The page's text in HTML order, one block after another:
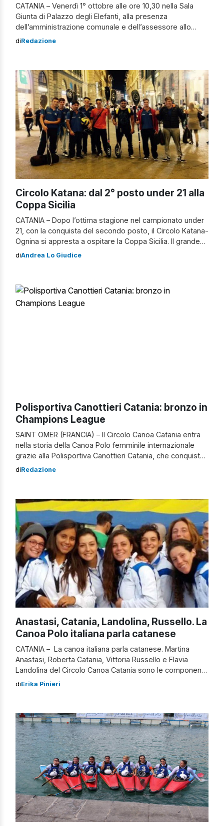
CATANIA – Venerdì 1° ottobre alle ore 10,30 nella Sala
Giunta di Palazzo degli Elefanti, alla presenza
dell’amministrazione comunale e dell’assessore allo
Sport Sergio Parisi, verranno presentati i Campionati
vicepresidente nazionale federazione italiana canoa
kayak, Ottavio Gueli […]
diRedazione
Circolo Katana: dal 2° posto under 21 alla
Coppa Sicilia
CATANIA – Dopo l’ottima stagione nel campionato under
21, con la conquista del secondo posto, il Circolo Katana-
Ognina si appresta a ospitare la Coppa Sicilia. Il grande
evento isolano di canoa, che avrà luogo la prossima
tra cui quella organizzatrice, la […]
diAndrea Lo Giudice
Polisportiva Canottieri Catania: bronzo in
Champions League
SAINT OMER (FRANCIA) – Il Circolo Canoa Catania entra
nella storia della Canoa Polo femminile internazionale
grazie alla Polisportiva Canottieri Catania, che conquista
la medaglia di bronzo in Champions League. Un’impresa
dovuto prendere parte a questa competizione per i costi
proibitivi […]
diRedazione
Anastasi, Catania, Landolina, Russello. La
Canoa Polo italiana parla catanese
CATANIA – La canoa italiana parla catanese. Martina
Anastasi, Roberta Catania, Vittoria Russello e Flavia
Landolina del Circolo Canoa Catania sono le componenti
del gruppo azzurro che sta ottenendo splendidi risultati
conquista del titolo mondiale e tra queste anche la
nazionale italiana che ha […]
diErika Pinieri